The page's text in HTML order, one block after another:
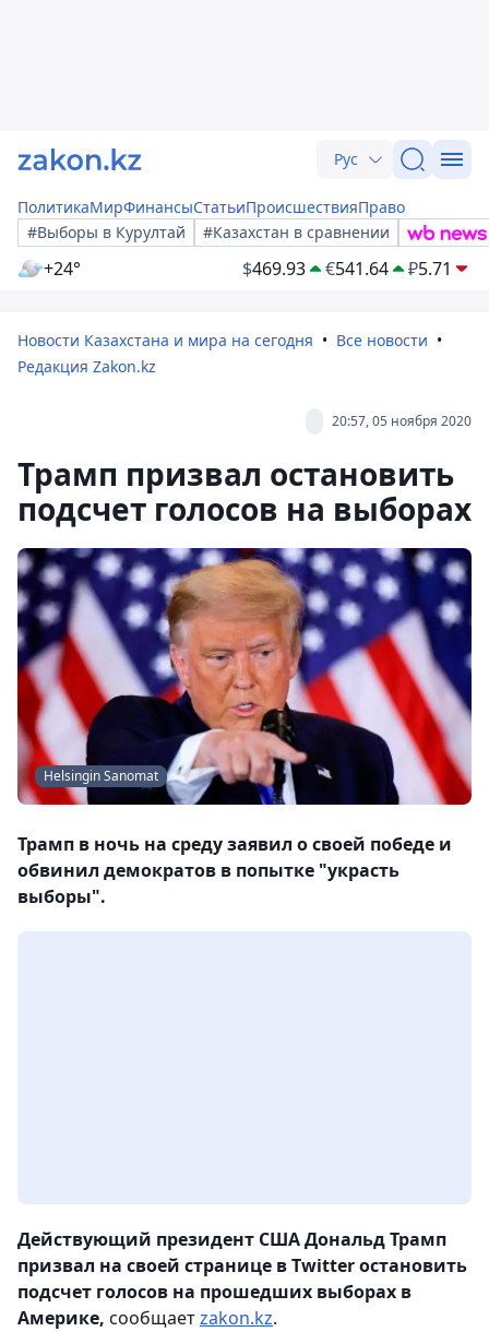
Рус
ПолитикаМирФинансыСтатьиПроисшествияПраво
#Выборы в Курултай
#Казахстан в сравнении
+24° $469.93 €541.64 ₽5.71
Новости Казахстана и мира на сегодня
Все новости
Редакция Zakon.kz
20:57, 05 ноября 2020
Трамп призвал остановить
подсчет голосов на выборах
Helsingin Sanomat
Трамп в ночь на среду заявил о своей победе и
обвинил демократов в попытке "украсть
выборы".
Действующий президент США Дональд Трамп
призвал на своей странице в Twitter остановить
подсчет голосов на прошедших выборах в
Америке, сообщаетzakon.kz.